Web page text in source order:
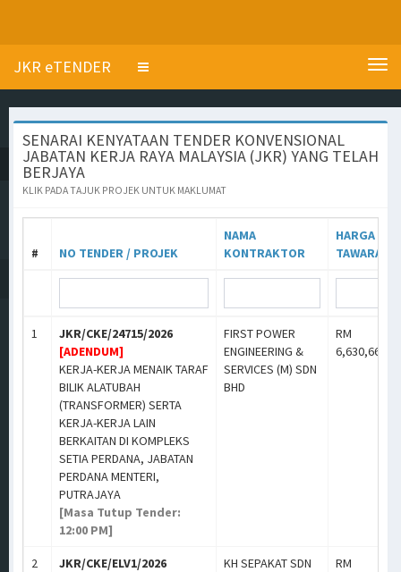
JKR eTENDER
Toggle
SENARAI KENYATAAN TENDER KONVENSIONAL
JABATAN KERJA RAYA MALAYSIA (JKR) YANG TELAH
BERJAYA
KLIK PADA TAJUK PROJEK UNTUK MAKLUMAT
# NO TENDER / PROJEK
NAMA
KONTRAKTOR
HARGA
TAWARAN
1
JKR/CKE/24715/2026
[ADENDUM]
KERJA-KERJA MENAIK TARAF
BILIK ALATUBAH
(TRANSFORMER) SERTA
KERJA-KERJA LAIN
BERKAITAN DI KOMPLEKS
SETIA PERDANA, JABATAN
PERDANA MENTERI,
PUTRAJAYA
[Masa Tutup Tender:
12:00 PM]
FIRST POWER
ENGINEERING &
SERVICES (M) SDN
BHD
RM
6,630,666.00
2
JKR/CKE/ELV1/2026
KH SEPAKAT SDN
RM